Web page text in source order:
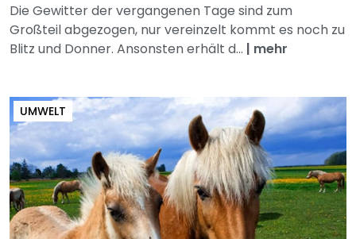
Die Gewitter der vergangenen Tage sind zum
Großteil abgezogen, nur vereinzelt kommt es noch zu
Blitz und Donner. Ansonsten erhält d... | mehr
UMWELT